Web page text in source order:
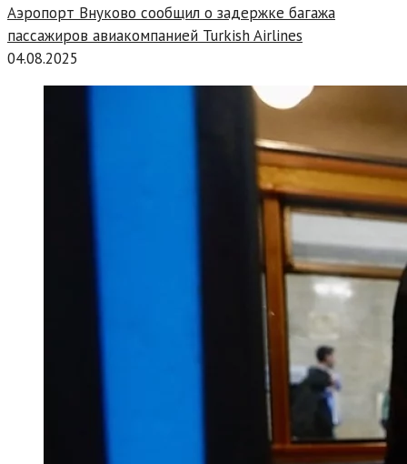
Аэропорт Внуково сообщил о задержке багажа
пассажиров авиакомпанией Turkish Airlines
04.08.2025